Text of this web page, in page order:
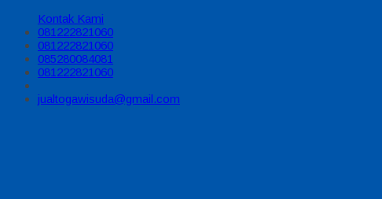
Kontak Kami
081222821060
081222821060
085280084081
081222821060
jualtogawisuda@gmail.com